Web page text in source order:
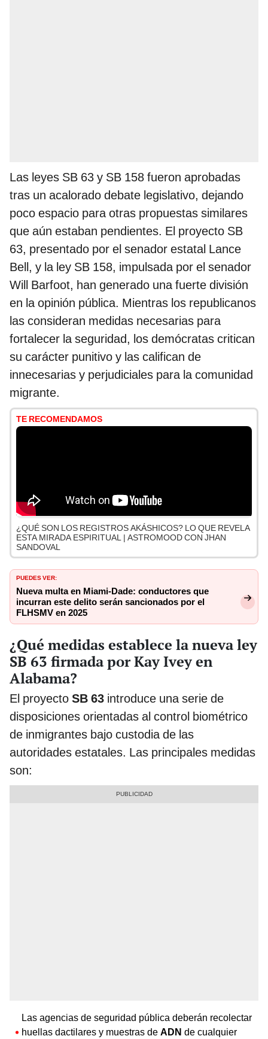
Las leyes SB 63 y SB 158 fueron aprobadas
tras un acalorado debate legislativo, dejando
poco espacio para otras propuestas similares
que aún estaban pendientes. El proyecto SB
63, presentado por el senador estatal Lance
Bell, y la ley SB 158, impulsada por el senador
Will Barfoot, han generado una fuerte división
en la opinión pública. Mientras los republicanos
las consideran medidas necesarias para
fortalecer la seguridad, los demócratas critican
su carácter punitivo y las califican de
innecesarias y perjudiciales para la comunidad
migrante.
TE RECOMENDAMOS
¿QUÉ SON LOS REGISTROS AKÁSHICOS? LO QUE REVELA
ESTA MIRADA ESPIRITUAL | ASTROMOOD CON JHAN
SANDOVAL
PUEDES VER:
Nueva multa en Miami-Dade: conductores que
incurran este delito serán sancionados por el
FLHSMV en 2025
¿Qué medidas establece la nueva ley
SB 63 firmada por Kay Ivey en
Alabama?
El proyecto SB 63 introduce una serie de
disposiciones orientadas al control biométrico
de inmigrantes bajo custodia de las
autoridades estatales. Las principales medidas
son:
Las agencias de seguridad pública deberán recolectar
huellas dactilares y muestras de ADN de cualquier